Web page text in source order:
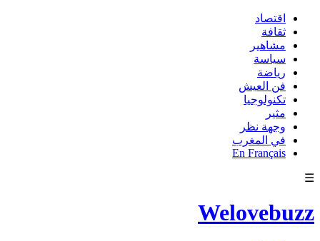
اقتصاد
ثقافة
مشاهير
سياسة
رياضة
فن العيش
تكنولوجيا
مثير
وجهة نظر
في المغرب
En Français
☰
Welovebuzz